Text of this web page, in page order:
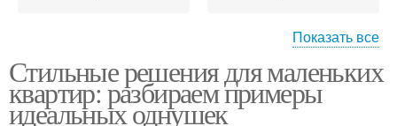
Кухня с ярким акцентом Кухня в интерьере
Показать все
Стильные решения для маленьких
квартир: разбираем примеры
идеальных однушек